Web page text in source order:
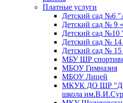
Платные услуги
Детский сад №6
Детский сад № 9
Детский сад №10
Детский сад №
Детский сад № 15
МБУ ШР
МБОУ Гимназия
МБОУ Лицей
МКУК ДО ШР
школа